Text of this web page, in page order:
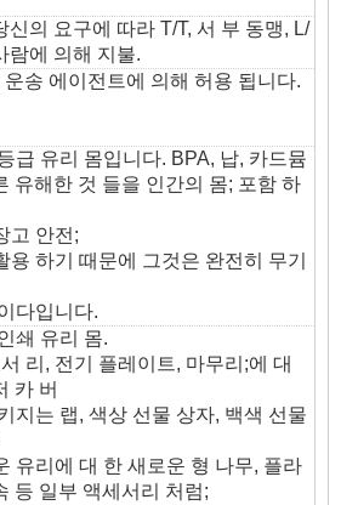
신의 요구에 따라 T/T, 서 부 동맹, L/
람에 의해 지불.
운송 에이전트에 의해 허용 됩니다.
급 유리 몸입니다. BPA, 납, 카드뮴
유해한 것 들을 인간의 몸; 포함 하
고 안전;
용 하기 때문에 그것은 완전히 무기
다입니다.
쇄 유리 몸.
리, 전기 플레이트, 마무리;에 대
카 버
지는 랩, 색상 선물 상자, 백색 선물
유리에 대 한 새로운 형 나무, 플라
등 일부 액세서리 처럼;